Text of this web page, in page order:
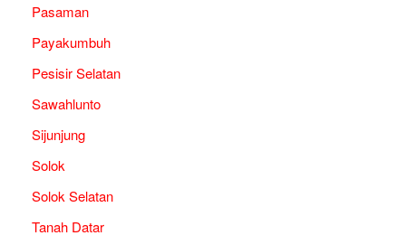
Pasaman
Payakumbuh
Pesisir Selatan
Sawahlunto
Sijunjung
Solok
Solok Selatan
Tanah Datar